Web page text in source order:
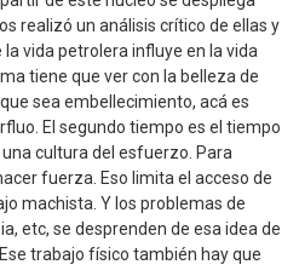
realizó un análisis crítico de ellas y
vida petrolera influye en la vida
tiene que ver con la belleza de
sea embellecimiento, acá es
El segundo tiempo es el tiempo
cultura del esfuerzo. Para
fuerza. Eso limita el acceso de
machista. Y los problemas de
etc, se desprenden de esa idea de
trabajo físico también hay que